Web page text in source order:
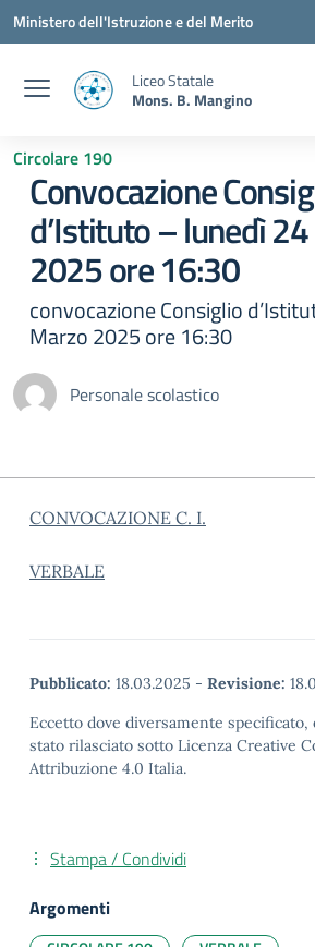
Vai ai contenuti
Vai al menu di navigazione
Vai al footer
Ministero dell'Istruzione e del Merito
Liceo Statale
Mons. B. Mangino
Circolare 190
Convocazione
d’Istituto – lunedì
2025 ore 16:30
convocazione Consiglio
Marzo 2025 ore 16:30
Personale scolastico
CONVOCAZIONE C. I.
VERBALE
Pubblicato: 18.03.2025 - Revisione:
Eccetto dove diversamente specificato,
stato rilasciato sotto Licenza Creative
Attribuzione 4.0 Italia.
Stampa / Condividi
Argomenti